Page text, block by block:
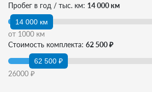
Пробег в год / тыс. км: 14 000 км
14 000 км
от 1000 км
Стоимость комплекта: 62 500 ₽
62 500 ₽
26000 ₽